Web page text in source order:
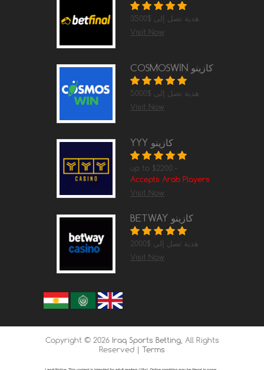
هدية تصل إلى $3500
Visit Now
COSMOSWIN كازينو
هدية تصل إلى $5000
Visit Now
YYY كازينو
up to $2200.-
Accepts Arab Players
Visit Now
BETWAY كازينو
هدية تصل إلى $2000
Visit Now
Copyright © 2026 Iraq Sports Betting, All Rights
Reserved | Terms